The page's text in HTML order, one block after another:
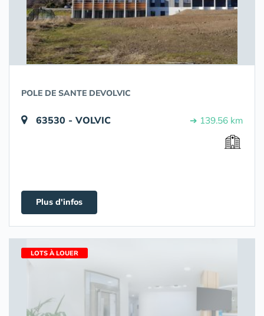
POLE DE SANTE DEVOLVIC
63530 - VOLVIC ➔ 139.56 km
Plus d'infos
LOTS À LOUER